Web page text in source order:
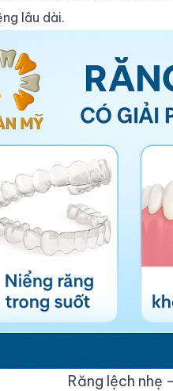
lâu dài.
Răng lệch nhẹ